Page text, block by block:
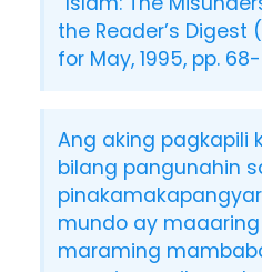
the Reader’s Digest
for May, 1995, pp.
Ang aking pagkapili
bilang pangunahin
mundo ay
maraming